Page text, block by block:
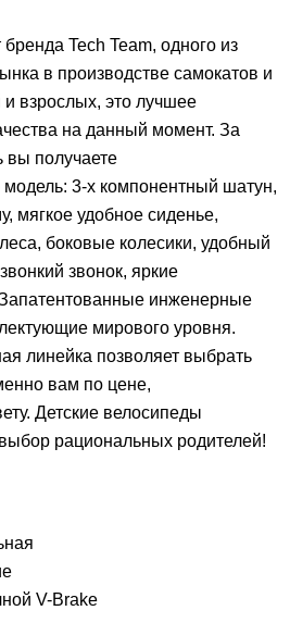
Tech Team, одного из
в производстве самокатов и
взрослых, это лучшее
на данный момент. За
вы получаете
3-х компонентный шатун,
мягкое удобное сиденье,
боковые колесики, удобный
звонок, яркие
Запатентованные инженерные
мирового уровня.
линейка позволяет выбрать
вам по цене,
Детские велосипеды
рациональных родителей!
V-Brake